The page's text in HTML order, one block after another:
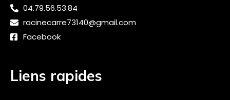
04.79.56.53.84
racinecarre73140@gmail.com
Facebook
Liens rapides